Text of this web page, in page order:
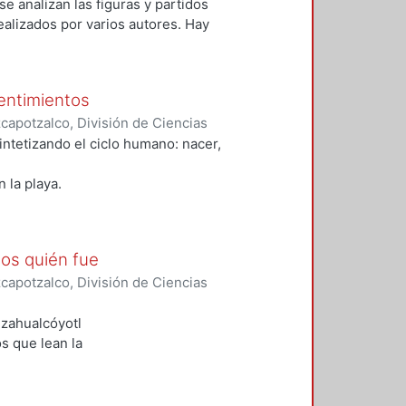
analizan las figuras y partidos
por varios autores. Hay
que tratan acerca de la
la Iglesia católica.
División de Ciencias
,2016-06) Domínguez
el ciclo humano: nacer,
la playa.
ser capaz de
las olas
ya estaba en
calle
constatar
que tenía
quién fue
División de Ciencias
que lean la